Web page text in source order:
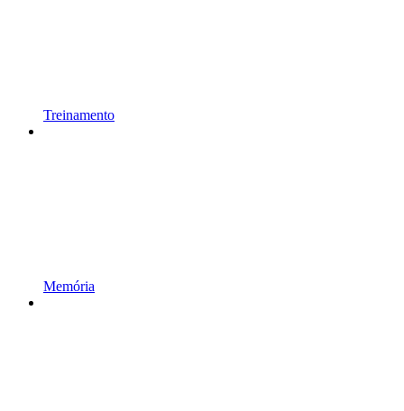
Treinamento
Memória